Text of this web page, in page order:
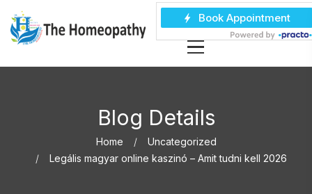
Blog Details
Home
Uncategorized
Legális magyar online kaszinó – Amit tudni kell 2026